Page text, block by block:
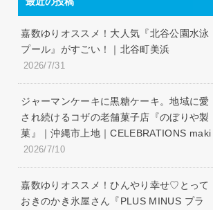
嘉数ゆりオススメ！大人気『北谷公園水泳
プール』がすごい！｜北谷町美浜
2026/7/31
ジャーマンケーキに黒糖ケーキ。地域に愛
され続けるコザの老舗菓子店『のぼりや製
菓』｜沖縄市上地｜CELEBRATIONS maki
2026/7/10
嘉数ゆりオススメ！ひんやり幸せ♡とって
おきのかき氷屋さん『PLUS MINUS プラ